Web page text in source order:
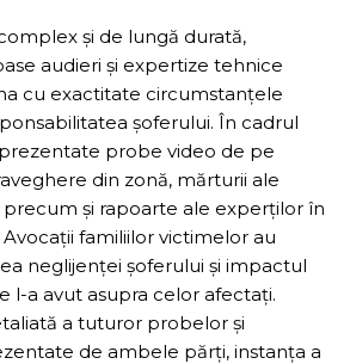
și de lungă durată,
audieri și expertize tehnice
cu exactitate circumstanțele
șoferului. În cadrul
probe video de pe
din zonă, mărturii ale
și rapoarte ale experților în
familiilor victimelor au
neglijenței șoferului și impactul
l-a avut asupra celor afectați.
a tuturor probelor și
de ambele părți, instanța a